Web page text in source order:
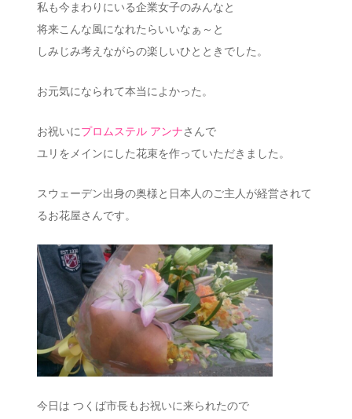
私も今まわりにいる企業女子のみんなと
将来こんな風になれたらいいなぁ～と
しみじみ考えながらの楽しいひとときでした。
お元気になられて本当によかった。
お祝いにプロムステル アンナさんで
ユリをメインにした花束を作っていただきました。
スウェーデン出身の奥様と日本人のご主人が経営されて
るお花屋さんです。
今日は つくば市長もお祝いに来られたので